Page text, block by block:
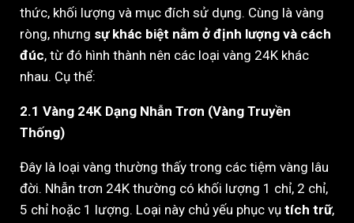
thức, khối lượng và mục đích sử dụng. Cùng là vàng
ròng, nhưng sự khác biệt nằm ở định lượng và cách
đúc, từ đó hình thành nên các loại vàng 24K khác
nhau. Cụ thể:
2.1 Vàng 24K Dạng Nhẫn Trơn (Vàng Truyền
Thống)
Đây là loại vàng thường thấy trong các tiệm vàng lâu
đời. Nhẫn trơn 24K thường có khối lượng 1 chỉ, 2 chỉ,
5 chỉ hoặc 1 lượng. Loại này chủ yếu phục vụ tích trữ,